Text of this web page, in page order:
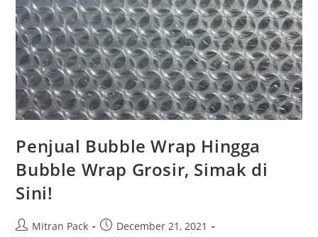
Penjual Bubble Wrap Hingga
Bubble Wrap Grosir, Simak di
Sini!
Mitran Pack
December 21, 2021